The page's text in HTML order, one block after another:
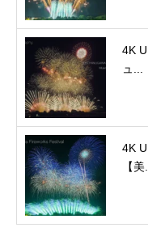
4K
ュ...
4K
【美...